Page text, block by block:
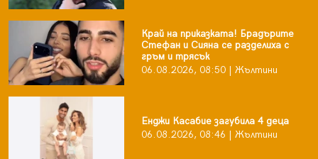
Край на приказката! Брадърите
Стефан и Сияна се разделиха с
гръм и трясък
06.08.2026, 08:50 | Жълтини
Енджи Касабие загубила 4 деца
06.08.2026, 08:46 | Жълтини